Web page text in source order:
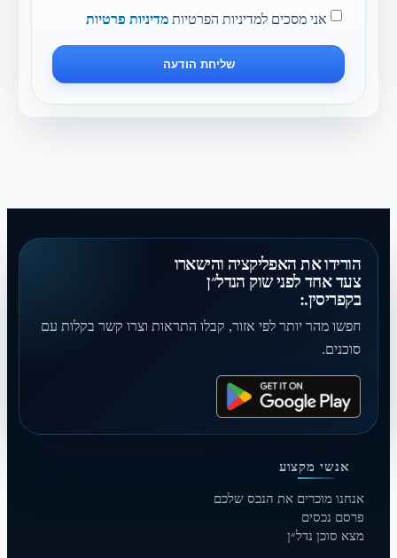
אני מסכים למדיניות הפרטיותמדיניות פרטיות
שליחת הודעה
הורידו את האפליקציה והישארו
צעד אחד לפני שוק הנדל״ן
בקפריסין.:
חפשו מהר יותר לפי אזור, קבלו התראות וצרו קשר בקלות עם
סוכנים.
אנשי מקצוע
אנחנו מוכרים את הנכס שלכם
פרסם נכסים
מצא סוכן נדל״ן